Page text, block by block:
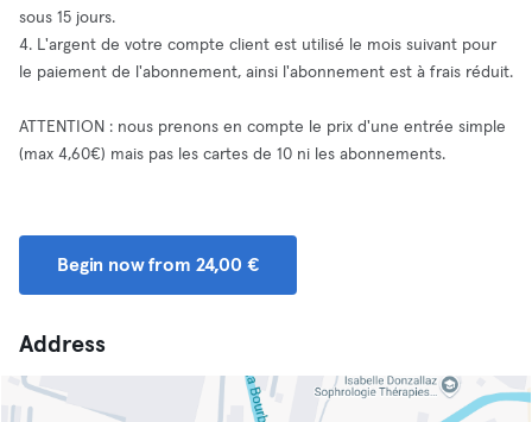
sous 15 jours.
4. L'argent de votre compte client est utilisé le mois suivant pour
le paiement de l'abonnement, ainsi l'abonnement est à frais réduit.
ATTENTION : nous prenons en compte le prix d'une entrée simple
(max 4,60€) mais pas les cartes de 10 ni les abonnements.
Begin now from 24,00 €
Address